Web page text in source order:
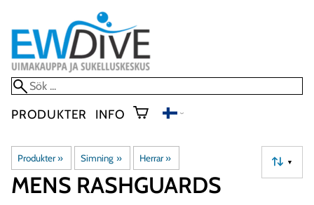
PRODUKTER INFO
Produkter‪» Simning ‪» Herrar ‪» ▼
MENS RASHGUARDS